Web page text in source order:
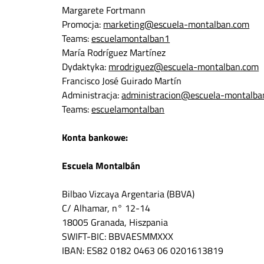
Margarete Fortmann
Promocja: marketing@escuela-montalban.com
Teams:escuelamontalban1
María Rodríguez Martínez
Dydaktyka: mrodriguez@escuela-montalban.com
Francisco José Guirado Martín
Administracja:administracion@escuela-
Teams:escuelamontalban
Konta bankowe:
Escuela Montalbán
Bilbao Vizcaya Argentaria (BBVA)
C/ Alhamar, n° 12-14
18005 Granada, Hiszpania
SWIFT-BIC: BBVAESMMXXX
IBAN: ES82 0182 0463 06 0201613819